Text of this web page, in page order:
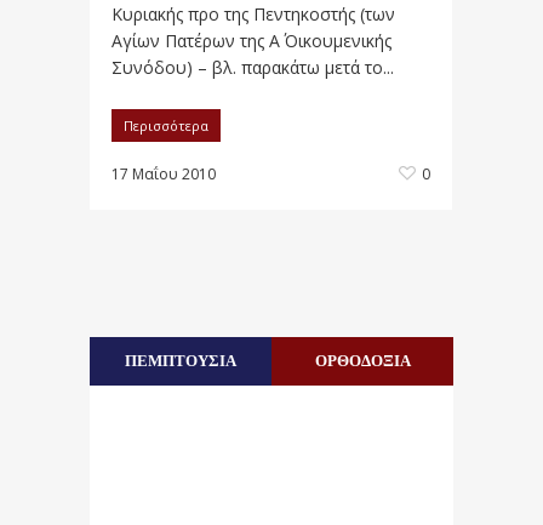
Κυριακής προ της Πεντηκοστής (των
Αγίων Πατέρων της Α΄ Οικουμενικής
Συνόδου) – βλ. παρακάτω μετά το...
Περισσότερα
17 Μαΐου 2010 0
ΠΕΜΠΤΟΥΣΙΑ ΟΡΘΟΔΟΞΙΑ